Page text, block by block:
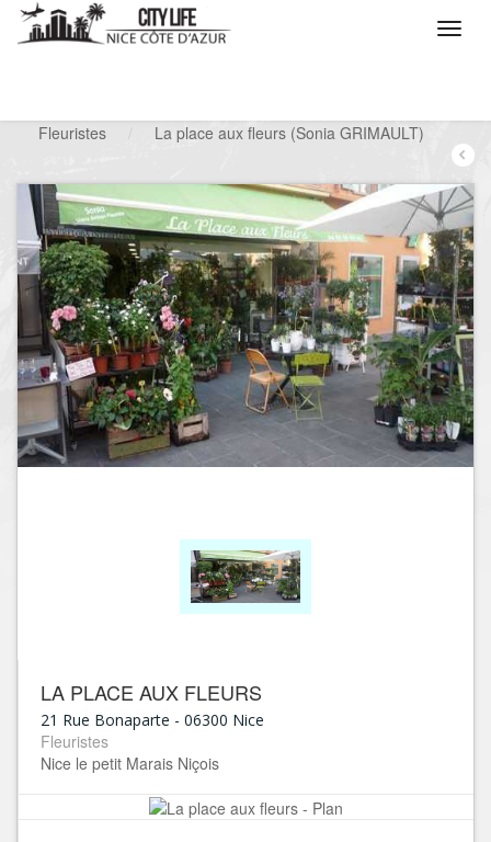
Fleuristes
La place aux fleurs (Sonia GRIMAULT)
LA PLACE AUX FLEURS
21 Rue Bonaparte - 06300 Nice
Fleuristes
Nice le petit Marais Niçois